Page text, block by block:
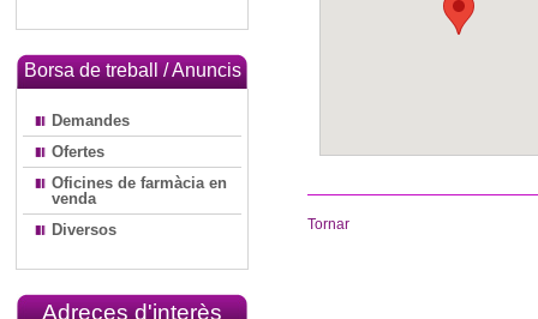
Borsa de treball / Anuncis
Demandes
Ofertes
Oficines de farmàcia en
venda
Diversos
Adreces d'interès
Tornar